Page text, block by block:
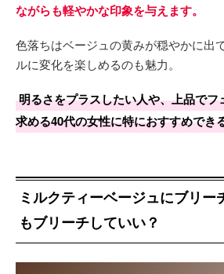
ながらも軽やかな印象を与えます。
色落ちはベージュの黄みが穏やかに出
ルに変化を楽しめるのも魅力。
明るさをプラスしたい人や、上品でフ
求める40代の女性に特におすすめでき
ミルクティーベージュにブリー
もブリーチしていい？